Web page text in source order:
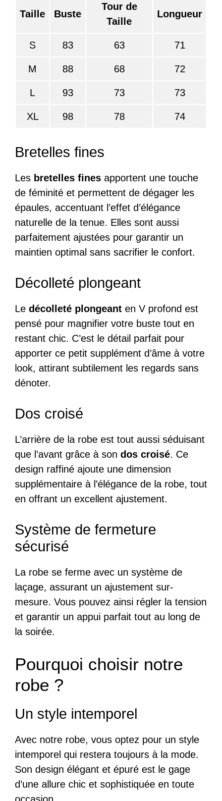
Taille Buste
Tour de
Taille
Longueur
S 83 63 71
M 88 68 72
L 93 73 73
XL 98 78 74
Bretelles fines
Les bretelles fines apportent une touche
de féminité et permettent de dégager les
épaules, accentuant l’effet d’élégance
naturelle de la tenue. Elles sont aussi
parfaitement ajustées pour garantir un
maintien optimal sans sacrifier le confort.
Décolleté plongeant
Le décolleté plongeant en V profond est
pensé pour magnifier votre buste tout en
restant chic. C’est le détail parfait pour
apporter ce petit supplément d’âme à votre
look, attirant subtilement les regards sans
dénoter.
Dos croisé
L’arrière de la robe est tout aussi séduisant
que l’avant grâce à son dos croisé. Ce
design raffiné ajoute une dimension
supplémentaire à l’élégance de la robe, tout
en offrant un excellent ajustement.
Système de fermeture
sécurisé
La robe se ferme avec un système de
laçage, assurant un ajustement sur-
mesure. Vous pouvez ainsi régler la tension
et garantir un appui parfait tout au long de
la soirée.
Pourquoi choisir notre
robe ?
Un style intemporel
Avec notre robe, vous optez pour un style
intemporel qui restera toujours à la mode.
Son design élégant et épuré est le gage
d’une allure chic et sophistiquée en toute